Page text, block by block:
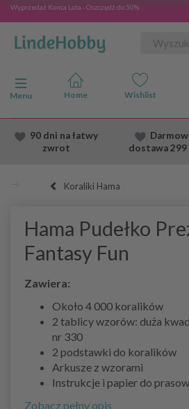
Wyprzedaż Konca Lata - Oszczędź do 50%
Przełącz nawigację
Menu
90 dni na łatwy
zwrot
dostawa299
Koraliki Hama
Hama Pudełko
Fantasy Fun
Zawiera:
Około 4 000 koralików
2 tablicy wzorów: duża
nr 330
2 podstawki do koralików
Arkusze z wzorami
Instrukcje i papier do
Zobacz pełny opis